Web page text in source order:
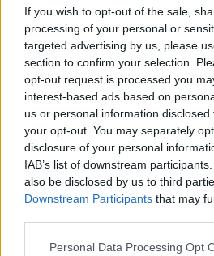
If you wish to opt-out of the sale,
processing of your personal or
targeted advertising by us, please
section to confirm your selection.
opt-out request is processed you
interest-based ads based on
us or personal information
your opt-out. You may separately
disclosure of your personal
IAB’s list of downstream
also be disclosed by us to third
Downstream Participants that may
Personal Data Processing Opt
μεγαλύτερα δείγματα,
ένας επίσημος «βιοδείκτης»
Φανταστείτε ένα εργαλείο
στους γιατρούς να
καρκίνουαπλώς
μιλάει. Σύμφωνα με τις
εργαλεία αναμένεται να
εφαρμογήμέσα στα
Αντί για επώδυνες
η φωνή μας μπορεί σύντομα
γρήγορη και ανώδυνη